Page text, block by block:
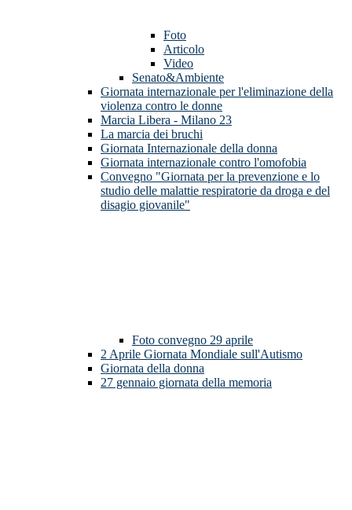
Foto
Articolo
Video
Senato&Ambiente
Giornata internazionale per l'eliminazione della
violenza contro le donne
Marcia Libera - Milano 23
La marcia dei bruchi
Giornata Internazionale della donna
Giornata internazionale contro l'omofobia
Convegno "Giornata per la prevenzione e lo
studio delle malattie respiratorie da droga e del
disagio giovanile"
Foto convegno 29 aprile
2 Aprile Giornata Mondiale sull'Autismo
Giornata della donna
27 gennaio giornata della memoria